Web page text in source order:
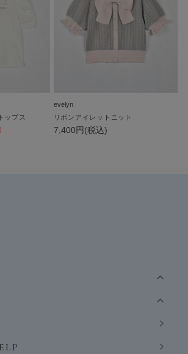
ップス
evelyn
リボンアイレットニット
7,400円(税込)